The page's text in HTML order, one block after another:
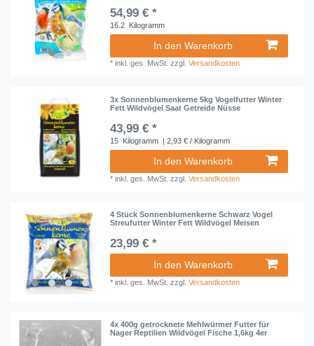
54,99 € *
16.2 Kilogramm
In den Warenkorb
*inkl. ges. MwSt. zzgl.Versandkosten
3x Sonnenblumenkerne 5kg Vogelfutter Winter
Fett Wildvögel Saat Getreide Nüsse
43,99 € *
15 Kilogramm | 2,93 € / Kilogramm
In den Warenkorb
*inkl. ges. MwSt. zzgl.Versandkosten
4 Stück Sonnenblumenkerne Schwarz Vogel
Streufutter Winter Fett Wildvögel Meisen
23,99 € *
In den Warenkorb
*inkl. ges. MwSt. zzgl.Versandkosten
4x 400g getrocknete Mehlwürmer Futter für
Nager Reptilien Wildvögel Fische 1,6kg 4er